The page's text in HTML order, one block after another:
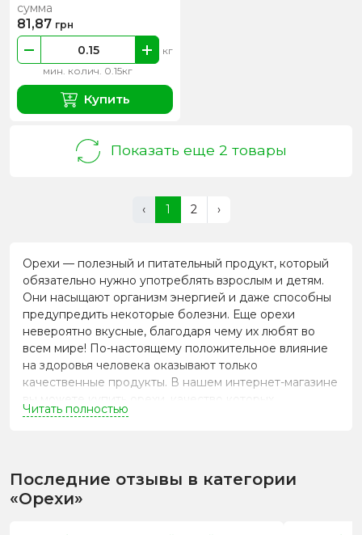
мин. колич. 0.15кг
кг
сумма
81,87 грн
Купить
Показать еще 2 товары
‹ 1 2 ›
Орехи — полезный и питательный продукт, который
обязательно нужно употреблять взрослым и детям.
Они насыщают организм энергией и даже способны
предупредить некоторые болезни. Еще орехи
невероятно вкусные, благодаря чему их любят во
всем мире! По-настоящему положительное влияние
на здоровья человека оказывают только
качественные продукты. В нашем интернет-магазине
подтверждено всеми необходимыми сертификатами!
замечательный вкус и аромат, не похожий ни на один
другой продукт. Именно поэтому, их так часто
Читать полностью
Последние отзывы в категории
«Орехи»